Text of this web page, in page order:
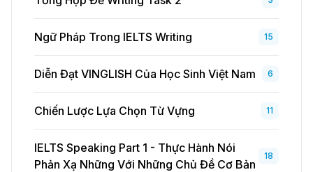
Ngữ Pháp Trong IELTS Writing 15
Diễn Đạt VINGLISH Của Học Sinh Việt Nam 6
Chiến Lược Lựa Chọn Từ Vựng 11
IELTS Speaking Part 1 - Thực Hành Nói
Phản Xạ Những Với Những Chủ Đề Cơ Bản
18